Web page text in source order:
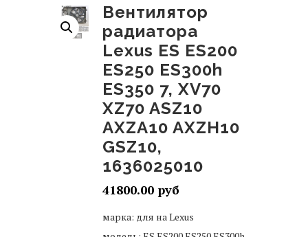
вентилятор
радиатора
Lexus ES ES200
ES250 ES300h
ES350 7, XV70
XZ70 ASZ10
AXZA10 AXZH10
GSZ10,
1636025010
41800.00
марка: для на Lexus